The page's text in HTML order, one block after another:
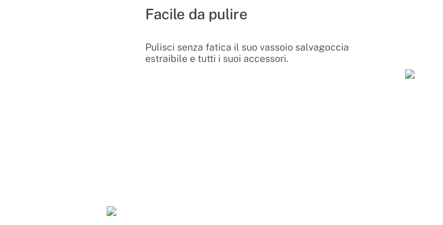
Facile da pulire
Pulisci senza fatica il suo vassoio salvagoccia
estraibile e tutti i suoi accessori.